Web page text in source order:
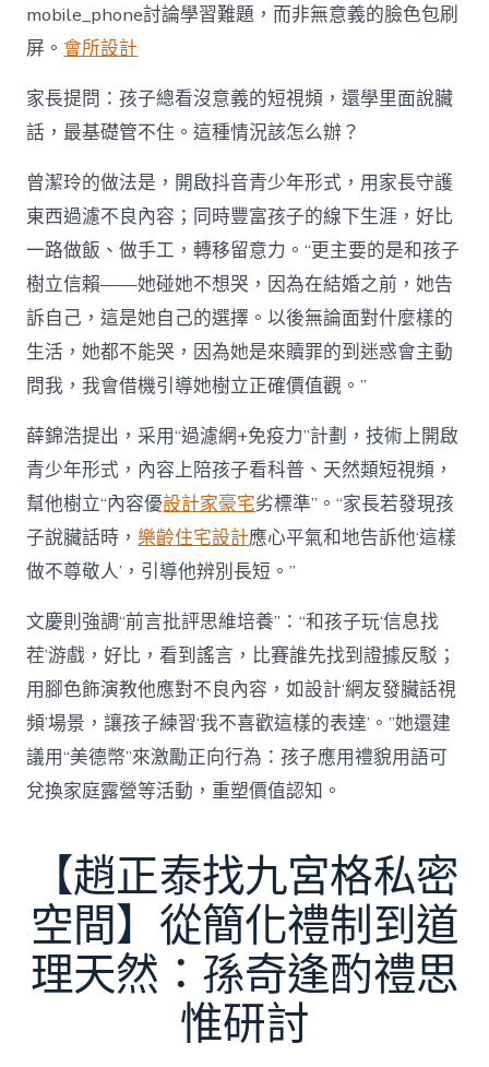
mobile_phone討論學習難題，而非無意義的臉色包刷
屏。會所設計
家長提問：孩子總看沒意義的短視頻，還學里面說臟
話，最基礎管不住。這種情況該怎么辦？
曾潔玲的做法是，開啟抖音青少年形式，用家長守護
東西過濾不良內容；同時豐富孩子的線下生涯，好比
一路做飯、做手工，轉移留意力。“更主要的是和孩子
樹立信賴——她碰她不想哭，因為在結婚之前，她告
訴自己，這是她自己的選擇。以後無論面對什麼樣的
生活，她都不能哭，因為她是來贖罪的到迷惑會主動
問我，我會借機引導她樹立正確價值觀。”
薛錦浩提出，采用“過濾網+免疫力”計劃，技術上開啟
青少年形式，內容上陪孩子看科普、天然類短視頻，
幫他樹立“內容優設計家豪宅劣標準”。“家長若發現孩
子說臟話時，樂齡住宅設計應心平氣和地告訴他‘這樣
做不尊敬人’，引導他辨別長短。”
文慶則強調“前言批評思維培養”：“和孩子玩‘信息找
茬’游戲，好比，看到謠言，比賽誰先找到證據反駁；
用腳色飾演教他應對不良內容，如設計‘網友發臟話視
頻’場景，讓孩子練習‘我不喜歡這樣的表達’。”她還建
議用“美德幣”來激勵正向行為：孩子應用禮貌用語可
兌換家庭露營等活動，重塑價值認知。
【趙正泰找九宮格私密
空間】從簡化禮制到道
理天然：孫奇逢酌禮思
惟研討